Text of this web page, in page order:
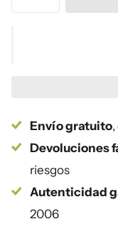
Envío gratuito,
Devoluciones
riesgos
Autenticidad
2006